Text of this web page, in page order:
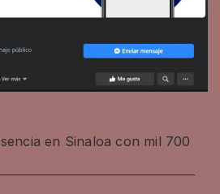
en Sinaloa con mil 700